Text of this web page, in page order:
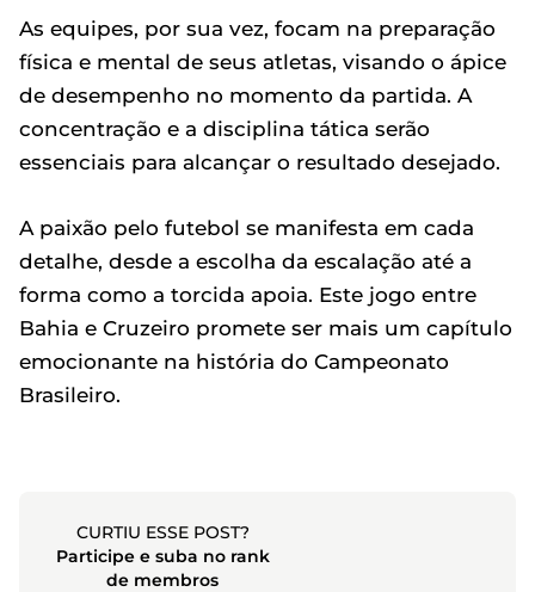
As equipes, por sua vez, focam na preparação
física e mental de seus atletas, visando o ápice
de desempenho no momento da partida. A
concentração e a disciplina tática serão
essenciais para alcançar o resultado desejado.
A paixão pelo futebol se manifesta em cada
detalhe, desde a escolha da escalação até a
forma como a torcida apoia. Este jogo entre
Bahia e Cruzeiro promete ser mais um capítulo
emocionante na história do Campeonato
Brasileiro.
CURTIU ESSE POST?
Participe e suba no rank
de membros